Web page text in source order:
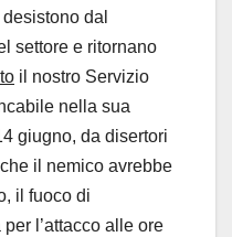
dal
settore e ritornano
il nostro Servizio
nella sua
giugno, da disertori
il nemico avrebbe
il fuoco di
l’attacco alle ore